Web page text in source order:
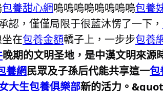
包養甜心網嗚嗚嗚嗚嗚嗚嗚嗚包養
認，僅僅局限于很藍沐愣了一下，
在包養金額轎子上，一步步包養
晚期的文明圣地，是中漢文明來源
養網民眾及子孫后代能共享這一包
大生包養俱樂部新的活力。&quot